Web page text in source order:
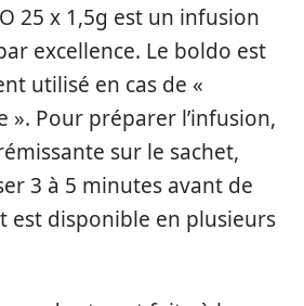
25 x 1,5g est un infusion
excellence. Le boldo est
utilisé en cas de «
». Pour préparer l’infusion,
sur le sachet,
3 à 5 minutes avant de
est disponible en plusieurs